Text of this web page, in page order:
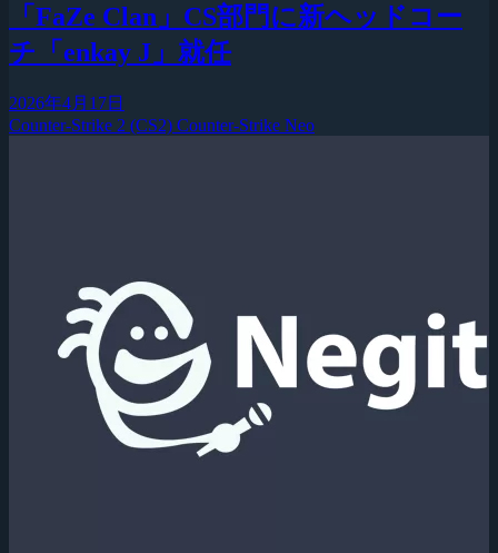
「FaZe Clan」CS部門に新ヘッドコー
チ「enkay J」就任
2026年4月17日
Counter-Strike 2 (CS2) Counter-Strike Neo